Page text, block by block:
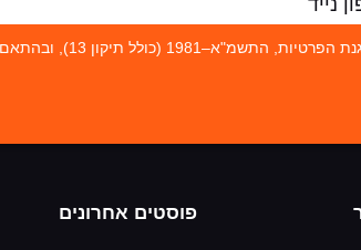
(כולל תיקון 13), ובהתאם ל
פוסטים אחרונים